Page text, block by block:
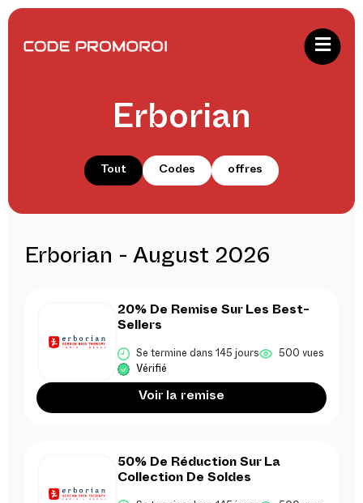
Erborian
Tout Codes offres
Erborian - August 2026
20% De Remise Sur Les Best-
Sellers
Se termine dans 145 jours 500 vues
Vérifié
Voir la remise
50% De Réduction Sur La
Collection De Soldes